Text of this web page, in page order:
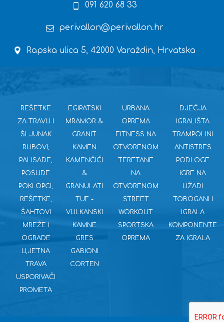
091 620 68 33
perivallon@perivallon.hr
Rapska ulica 5, 42000 Varaždin, Hrvatska
REŠETKE
ZA TRAVU I
ŠLJUNAK
RUBOVI,
PALISADE,
POSUDE
POKLOPCI,
REŠETKE,
ŠAHTOVI
MREŽE I
OGRADE
U,JETNA
TRAVA
USPORIVAČI
PROMETA
EGIPATSKI
MRAMOR &
GRANIT
KAMEN
KAMENČIĆI
&
GRANULATI
TUF -
VULKANSKI
KAMNE
GRES
GABIONI
CORTEN
URBANA
OPREMA
FITNESS NA
OTVORENOM
TERETANE
NA
OTVORENOM
STREET
WORKOUT
SPORTSKA
OPREMA
DJEČJA
IGRALIŠTA
TRAMPOLINI
ANTISTRES
PODLOGE
IGRE NA
UŽADI
TOBOGANI I
IGRALA
KOMPONENTE
ZA IGRALA